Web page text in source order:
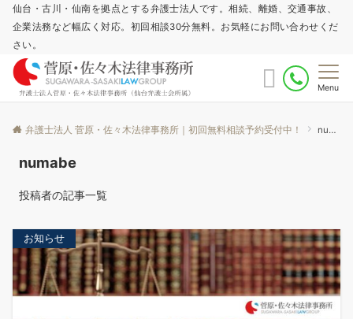
仙台・古川・仙南を拠点とする弁護士法人です。相続、離婚、交通事故、
企業法務など幅広く対応。初回相談30分無料。お気軽にお問い合わせくだ
さい。
Menu
弁護士法人 菅原・佐々木法律事務所｜初回無料相談予約受付中！ numabe
numabe
投稿者の記事一覧
お知らせ